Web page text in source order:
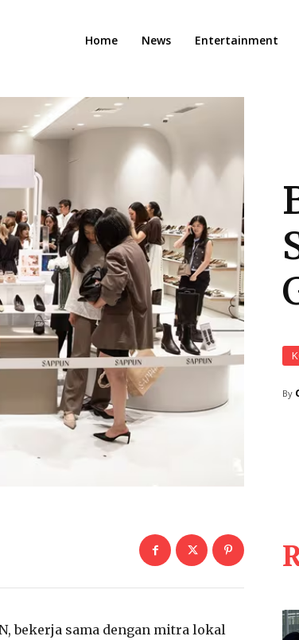
Home News Entertainment
By
bekerja sama dengan mitra lokal